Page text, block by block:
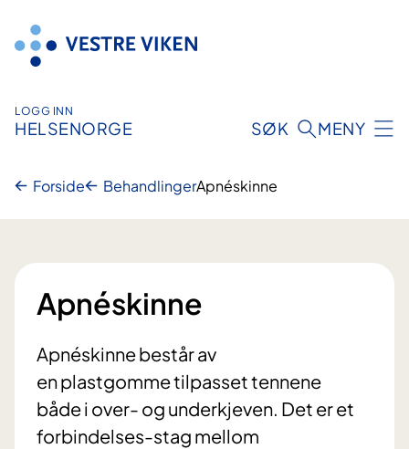
innhold
LOGG INN
HELSENORGE SØK MENY
Forside BehandlingerApnéskinne
Apnéskinne
Apnéskinne består av
en plastgomme tilpasset tennene
både i over- og underkjeven. Det er et
forbindelses-stag mellom